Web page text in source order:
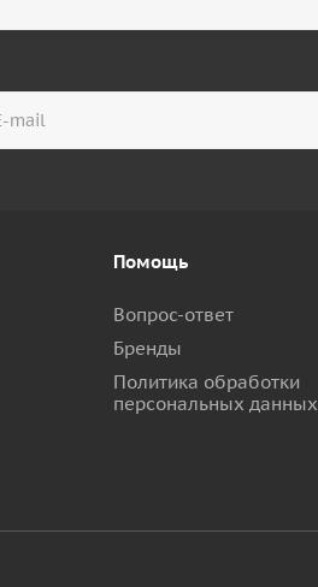
Помощь
Вопрос-ответ
Бренды
Политика обработки
персональных данных